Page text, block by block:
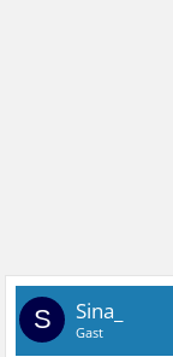
S Sina_
Gast